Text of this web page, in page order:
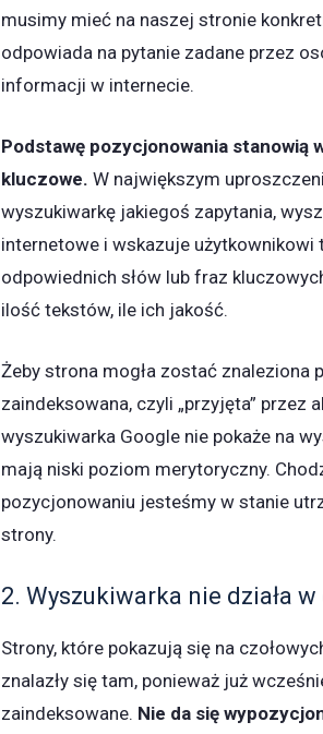
musimy mieć na naszej stronie
odpowiada na pytanie zadane przez
informacji w internecie.
Podstawę pozycjonowania stanowią
kluczowe. W największym
wyszukiwarkę jakiegoś zapytania,
internetowe i wskazuje użytkownikowi
odpowiednich słów lub fraz
ilość tekstów, ile ich jakość.
Żeby strona mogła zostać znaleziona
zaindeksowana, czyli „przyjęta” przez
wyszukiwarka Google nie pokaże na
mają niski poziom merytoryczny.
pozycjonowaniu jesteśmy w stanie
strony.
2. Wyszukiwarka nie działa
Strony, które pokazują się na
znalazły się tam, ponieważ już
zaindeksowane. Nie da się